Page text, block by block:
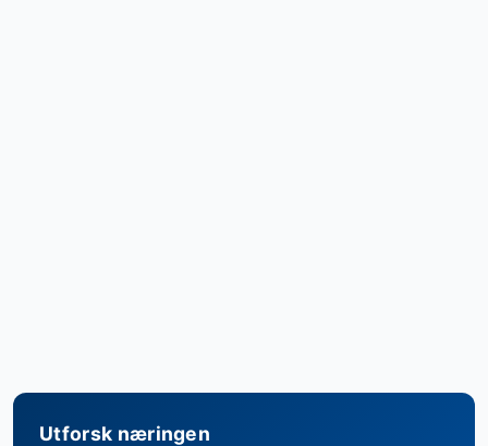
Utforsk næringen